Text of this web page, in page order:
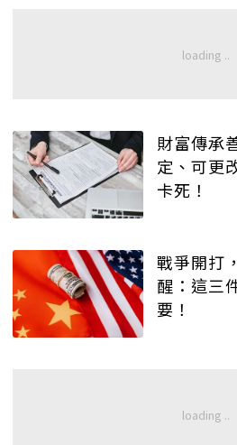
財富傳承
定、可更
卡死！
戰爭開打
醒：這三
要！